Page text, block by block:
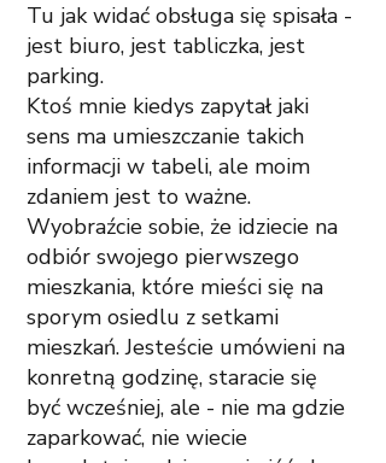
Tu jak widać obsługa się spisała -
jest biuro, jest tabliczka, jest
parking.
Ktoś mnie kiedys zapytał jaki
sens ma umieszczanie takich
informacji w tabeli, ale moim
zdaniem jest to ważne.
Wyobraźcie sobie, że idziecie na
odbiór swojego pierwszego
mieszkania, które mieści się na
sporym osiedlu z setkami
mieszkań. Jesteście umówieni na
konretną godzinę, staracie się
być wcześniej, ale - nie ma gdzie
zaparkować, nie wiecie